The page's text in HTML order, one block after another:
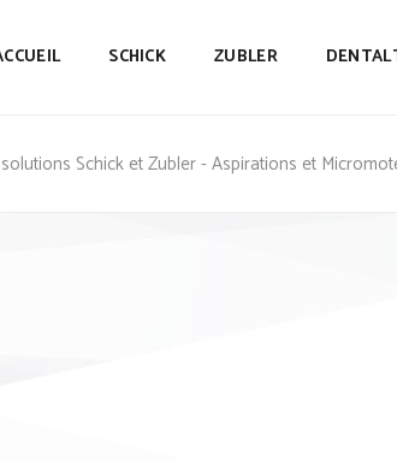
SCHICK ZUBLER
Schick et Zubler - Aspirations et